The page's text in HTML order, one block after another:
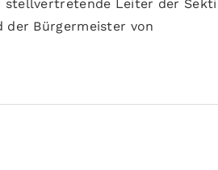
stellvertretende Leiter der
der Bürgermeister von